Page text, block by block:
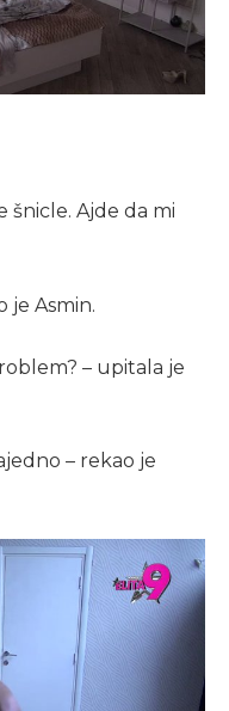
šnicle. Ajde da mi
je Asmin.
– upitala je
– rekao je